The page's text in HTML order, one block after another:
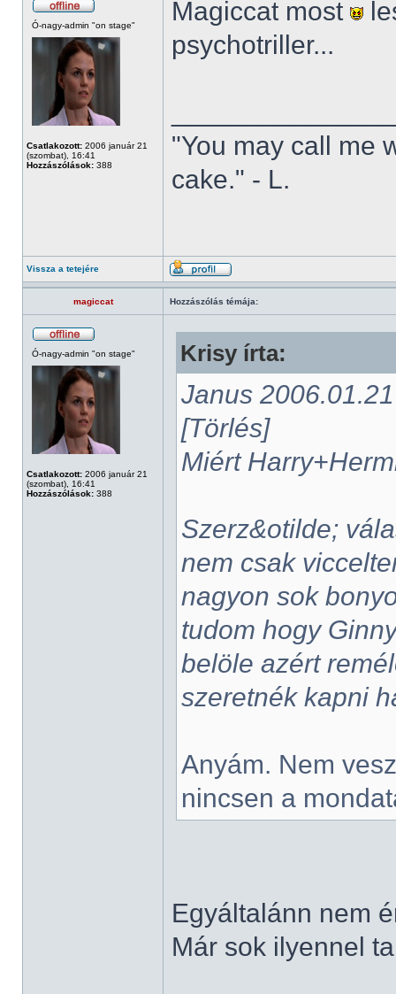
Ó-nagy-admin "on stage"
Csatlakozott: 2006 január 21
(szombat), 16:41
Hozzászólások: 388
Magiccat most
psychotriller...
"You may call me
cake." - L.
Vissza a tetejére
magiccat Hozzászólás témája:
Ó-nagy-admin "on stage"
Csatlakozott: 2006 január 21
(szombat), 16:41
Hozzászólások: 388
Krisy írta:
Janus
[Törlés]
Miért
Szerz&otilde;
nem csak
nagyon sok
tudom hogy
belöle azért
szeretnék kapni
Anyám. Nem
nincsen a
Egyáltalánn nem
Már sok ilyennel